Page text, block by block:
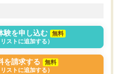
験を申し込む
無料
リストに追加する）
を請求する
無料
リストに追加する）